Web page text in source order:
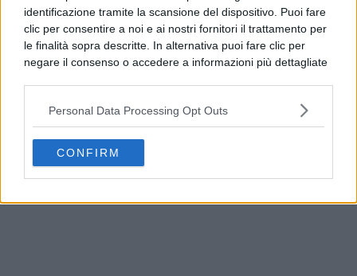
identificazione tramite la scansione del dispositivo. Puoi fare
clic per consentire a noi e ai nostri fornitori il trattamento per
le finalità sopra descritte. In alternativa puoi fare clic per
negare il consenso o accedere a informazioni più dettagliate
possono non richiedere il tuo consenso, ma hai il diritto di
opporti a tale trattamento. Le tue preferenze si
preferenze in qualsiasi momento ritornando su questo sito o
consultando la nostrainformativa sulla riservatezza.
Personal Data Processing Opt Outs
CONFIRM
Licola, pistola con matricola abrasa in casa: arrestato
60enne